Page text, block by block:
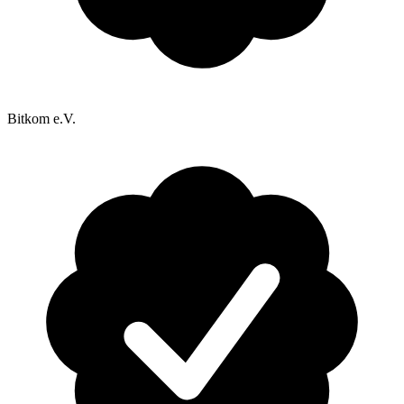
Bitkom e.V.